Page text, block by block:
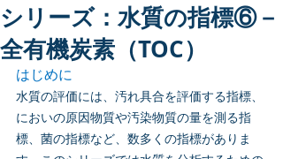
シリーズ：水質の指標⑥－
全有機炭素（TOC）
はじめに
水質の評価には、汚れ具合を評価する指標、
においの原因物質や汚染物質の量を測る指
標、菌の指標など、数多くの指標がありま